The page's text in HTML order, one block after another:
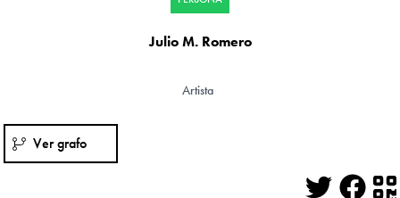
Julio M. Romero
Artista
Ver grafo